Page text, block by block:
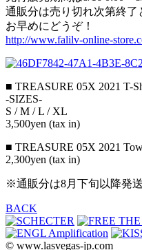
通販分は売り切れ次第終
お早めにどうぞ！
http://www.falilv-online-
■ TREASURE 05X 2021 T-
-SIZES-
S / M / L / XL
3,500yen (tax in)
■ TREASURE 05X 2021
2,300yen (tax in)
※通販分は8月下旬以降発
BACK
© www.lasvegas-jp.com